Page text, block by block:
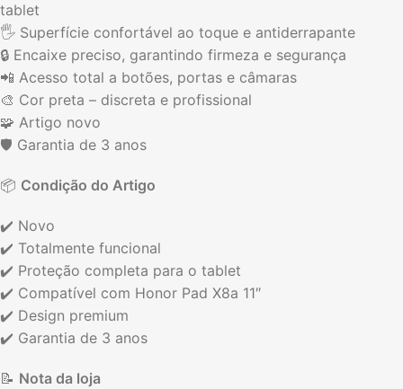
tablet
🖐️ Superfície confortável ao toque e antiderrapante
🔒 Encaixe preciso, garantindo firmeza e segurança
📲 Acesso total a botões, portas e câmaras
🎨 Cor preta – discreta e profissional
🧩 Artigo novo
🛡️ Garantia de 3 anos
📦 Condição do Artigo
✔️ Novo
✔️ Totalmente funcional
✔️ Proteção completa para o tablet
✔️ Compatível com Honor Pad X8a 11″
✔️ Design premium
✔️ Garantia de 3 anos
📝 Nota da loja